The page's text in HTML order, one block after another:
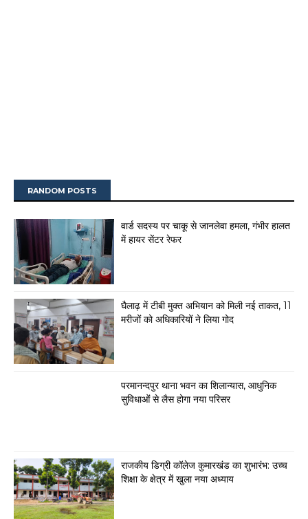
RANDOM POSTS
वार्ड सदस्य पर चाकू से जानलेवा हमला, गंभीर हालत
में हायर सेंटर रेफर
घैलाढ़ में टीबी मुक्त अभियान को मिली नई ताकत, 11
मरीजों को अधिकारियों ने लिया गोद
परमानन्दपुर थाना भवन का शिलान्यास, आधुनिक
सुविधाओं से लैस होगा नया परिसर
राजकीय डिग्री कॉलेज कुमारखंड का शुभारंभ: उच्च
शिक्षा के क्षेत्र में खुला नया अध्याय